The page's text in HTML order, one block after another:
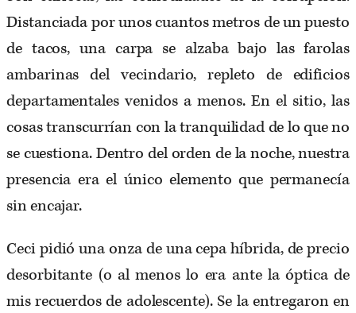
Distanciada por unos cuantos metros de un puesto
de tacos, una carpa se alzaba bajo las farolas
ambarinas del vecindario, repleto de edificios
departamentales venidos a menos. En el sitio, las
cosas transcurrían con la tranquilidad de lo que no
se cuestiona. Dentro del orden de la noche, nuestra
presencia era el único elemento que permanecía
sin encajar.
Ceci pidió una onza de una cepa híbrida, de precio
desorbitante (o al menos lo era ante la óptica de
mis recuerdos de adolescente). Se la entregaron en